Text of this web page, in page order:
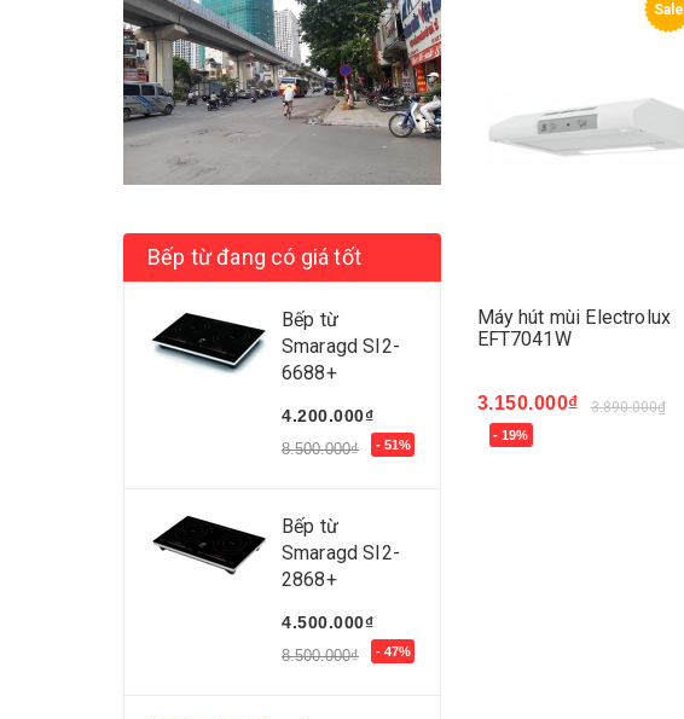
Sale
Máy hút mùi Electrolux
EFT7041W
3.150.000₫ 3.890.000₫
- 19%
Mua ngay
Bếp từ đang có giá tốt
Bếp từ
Smaragd SI2-
6688+
4.200.000₫
8.500.000₫ - 51%
Bếp từ
Smaragd SI2-
2868+
4.500.000₫
8.500.000₫ - 47%